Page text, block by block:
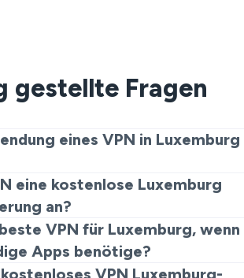
gestellte Fragen
eines VPN in Luxemburg
für Privatsphäre und Sicherheit.
bleiben jedoch verboten.
eine kostenlose Luxemburg
an?
Sie mit der Chrome-Erweiterung für
kostenlose Luxemburg VPN-
können dann auf Apps für mehr
VPN für Luxemburg, wenn
Apps benötige?
sind kostenlose VPNs gefährlich für
kostenloses VPN Luxemburg-